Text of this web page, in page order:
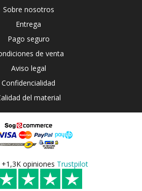
Sobre nosotros
Entrega
Pago seguro
de venta
Aviso legal
Confidencialidad
del material
opiniones Trustpilot